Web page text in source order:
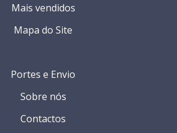
Portes e Envio
Sobre nós
Contactos
Mais vendidos
Mapa do Site